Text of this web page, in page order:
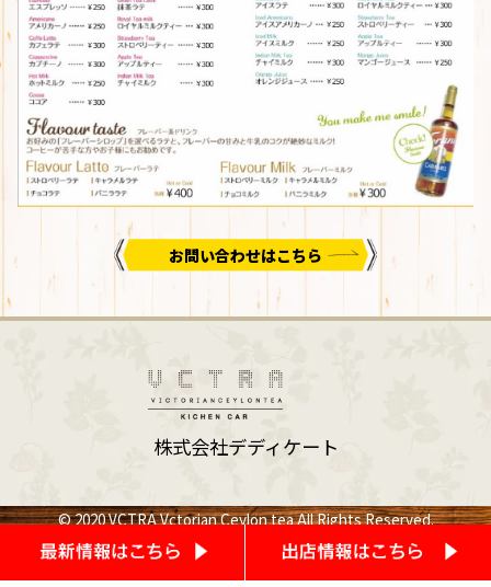
お問い合わせはこちら
株式会社デディケート
© 2020 VCTRA Vctorian Ceylon tea All Rights Reserved.